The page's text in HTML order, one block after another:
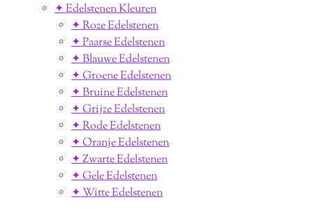
✦ Edelstenen Kleuren
✦ Roze Edelstenen
✦ Paarse Edelstenen
✦ Blauwe Edelstenen
✦ Groene Edelstenen
✦ Bruine Edelstenen
✦ Grijze Edelstenen
✦ Rode Edelstenen
✦ Oranje Edelstenen
✦ Zwarte Edelstenen
✦ Gele Edelstenen
✦ Witte Edelstenen